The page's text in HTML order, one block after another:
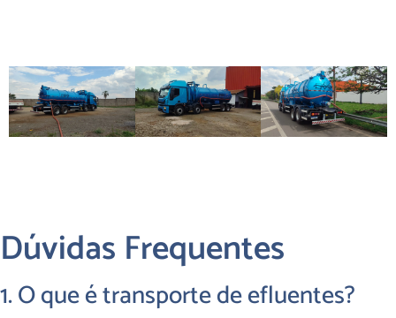
Dúvidas Frequentes
1. O que é transporte de efluentes?